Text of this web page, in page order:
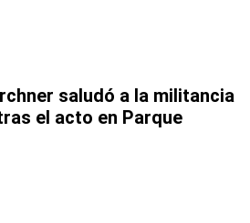
saludó a la militancia
el acto en Parque